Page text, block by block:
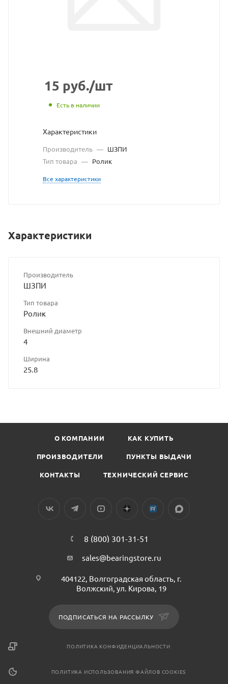
ссылке
https://bearingstore.ru/
владельца
сайта
15 руб./шт
Есть в наличии
Характеристики
Производитель — ШЗПИ
Тип товара — Ролик
Все характеристики
Характеристики
Производитель
ШЗПИ
Тип товара
Ролик
Внешний диаметр
4
Ширина
25.8
О КОМПАНИИ КАК КУПИТЬ
ПРОИЗВОДИТЕЛИ ПУНКТЫ ВЫДАЧИ
КОНТАКТЫ ТЕХНИЧЕСКИЙ СЕРВИС
8 (800) 301-31-51
sales@bearingstore.ru
404122, Волгоградская область, г.
Волжский, ул. Кирова, 19
ПОДПИСАТЬСЯ НА РАССЫЛКУ
ПОЛИТИКА КОНФИДЕНЦИАЛЬНОСТИ
ПОЛИТИКА ИСПОЛЬЗОВАНИЯ ФАЙЛОВ COOKIES